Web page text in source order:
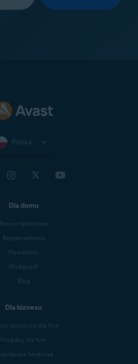
Polska
Dla domu
Pomoc techniczna
Bezpieczeństwo
Prywatność
Wydajność
Blog
Dla biznesu
techniczna dla firm
Produkty dla firm
handlowa